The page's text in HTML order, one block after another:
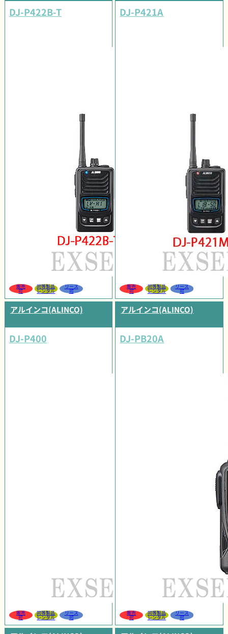
DJ-P422B-T
販売
可
同等製品
レンタル
リース
可
DJ-P421A
販売
可
同等製品
レンタル
リース
可
アルインコ(ALINCO)
DJ-P400
販売
可
同等製品
レンタル
リース
可
アルインコ(ALINCO)
DJ-PB20A
販売
可
同等製品
レンタル
リース
可